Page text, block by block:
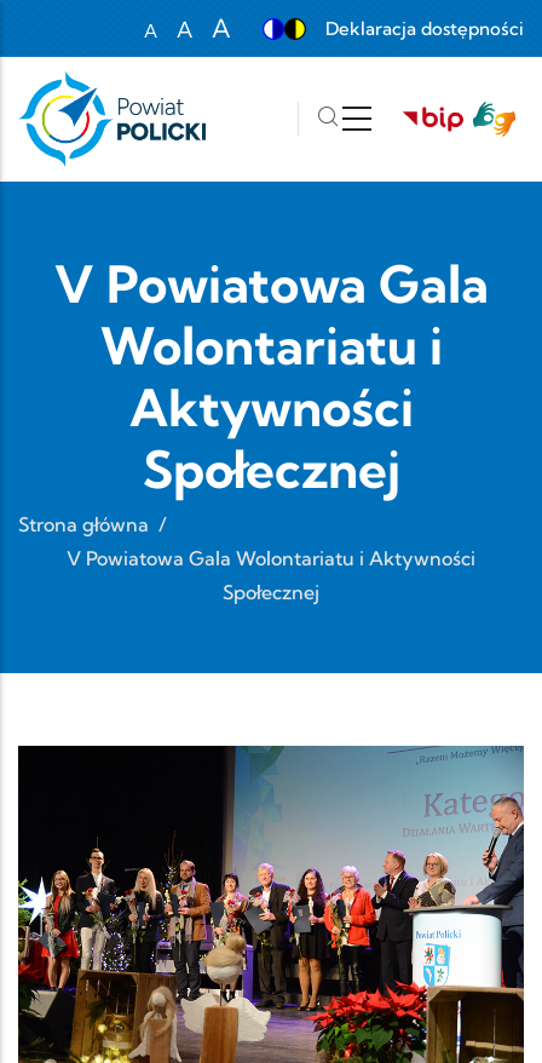
A
Set font size to 100%
A
A
Deklaracja dostępności
V Powiatowa Gala
Wolontariatu i
Aktywności
Społecznej
Strona główna /
V Powiatowa Gala Wolontariatu i Aktywności
Społecznej